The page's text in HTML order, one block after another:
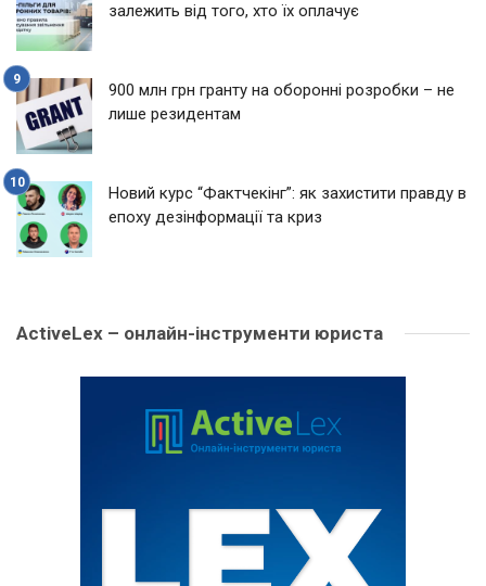
залежить від того, хто їх оплачує
900 млн грн гранту на оборонні розробки – не
лише резидентам
Новий курс “Фактчекінг”: як захистити правду в
епоху дезінформації та криз
ActiveLex – онлайн-інструменти юриста